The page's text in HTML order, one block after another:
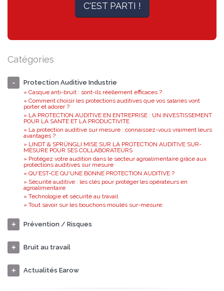
C'EST PARTI !
Catégories
Protection Auditive Industrie
» Casque anti-bruit : sont-ils réellement efficaces ?
» Comment choisir les protections auditives que vos salariés vont
porter et adorer ?
» LA PROTECTION AUDITIVE EN ENTREPRISE : UN INVESTISSEMENT
POUR LA SANTE ET LA PRODUCTIVITE
» La protection auditive sur mesure : connaissez-vous vraiment leurs
avantages ?
» LINDT & SPRÜNGLI MISE SUR LA PROTECTION AUDITIVE SUR-
MESURE POUR SES COLLABORATEURS
» Protégez votre audition dans le secteur agroalimentaire grâce aux
protections auditives sur mesure
» QU'EST-CE QU'UNE BONNE PROTECTION AUDITIVE ?
» Sécurité auditive : les clés pour protéger les opérateurs en
agroalimentaire
» Technologie et sécurité au travail
» Tout savoir sur les bouchons moulés sur-mesure.
Prévention / Risques
Bruit au travail
Actualités Earow